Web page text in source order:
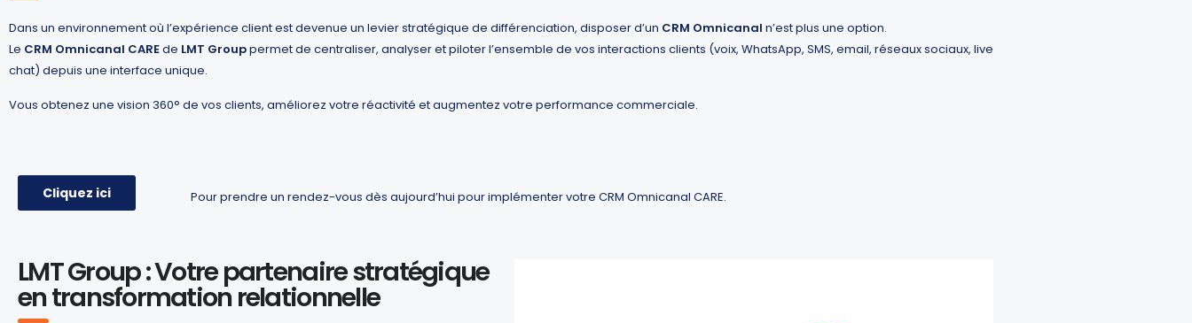
Dans un environnement où l’expérience client est devenue un levier stratégique de différenciation, disposer d’un CRM Omnicanal n’est plus une option.
Le CRM Omnicanal CAREde LMT Grouppermet de centraliser, analyser et piloter l’ensemble de vos interactions clients (voix, WhatsApp, SMS, email, réseaux sociaux, live
chat) depuis une interface unique.
Vous obtenez une vision 360° de vos clients, améliorez votre réactivité et augmentez votre performance commerciale.
Cliquez ici Pour prendre un rendez-vous dès aujourd’hui pour implémenter votre CRM Omnicanal CARE.
LMT Group : Votre partenaire stratégique
en transformation relationnelle